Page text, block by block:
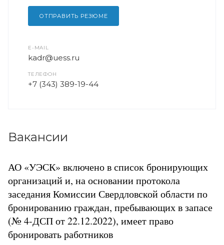
ОТПРАВИТЬ РЕЗЮМЕ
E-MAIL
kadr@uess.ru
ТЕЛЕФОН
+7 (343) 389-19-44
Вакансии
АО «УЭСК» включено в список бронирующих
организаций и, на основании протокола
заседания Комиссии Свердловской области по
бронированию граждан, пребывающих в запасе
(№ 4-ДСП от 22.12.2022), имеет право
бронировать работников